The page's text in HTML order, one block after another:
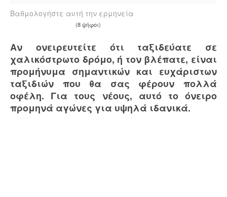
Βαθμολογήστε αυτή την ερμηνεία
(8 ψήφοι)
Αν ονειρευτείτε ότι ταξιδεύατε σε
χαλικόστρωτο δρόμο, ή τον βλέπατε, είναι
προμήνυμα σημαντικών και ευχάριστων
ταξιδιών που θα σας φέρουν πολλά
οφέλη. Για τους νέους, αυτό το όνειρο
προμηνά αγώνες για υψηλά ιδανικά.